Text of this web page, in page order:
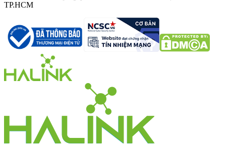
TP.HCM